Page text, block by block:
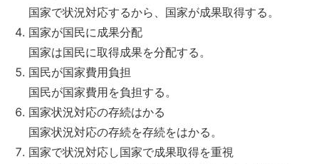
国家で状況対応するから、国家が成果取得する。
国家が国民に成果分配
国家は国民に取得成果を分配する。
国民が国家費用負担
国民が国家費用を負担する。
国家状況対応の存続はかる
国家状況対応の存続を存続をはかる。
国家で状況対応し国家で成果取得を重視